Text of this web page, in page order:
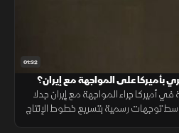
01:32
بأميركا على المواجهة مع إيران؟
في أميركا جراء المواجهة مع إيران جدلا
توجهات رسمية بتسريع خطوط الإنتاج